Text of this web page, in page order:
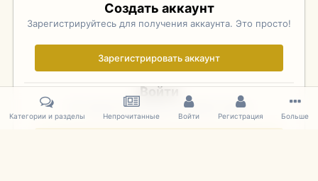
Создать аккаунт
Зарегистрируйтесь для получения аккаунта. Это просто!
Зарегистрировать аккаунт
Войти
Уже зарегистрированы? Войдите здесь.
Категории и разделы Непрочитанные Войти Регистрация Больше